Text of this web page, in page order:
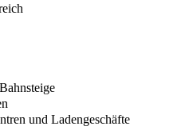
und Ladengeschäfte